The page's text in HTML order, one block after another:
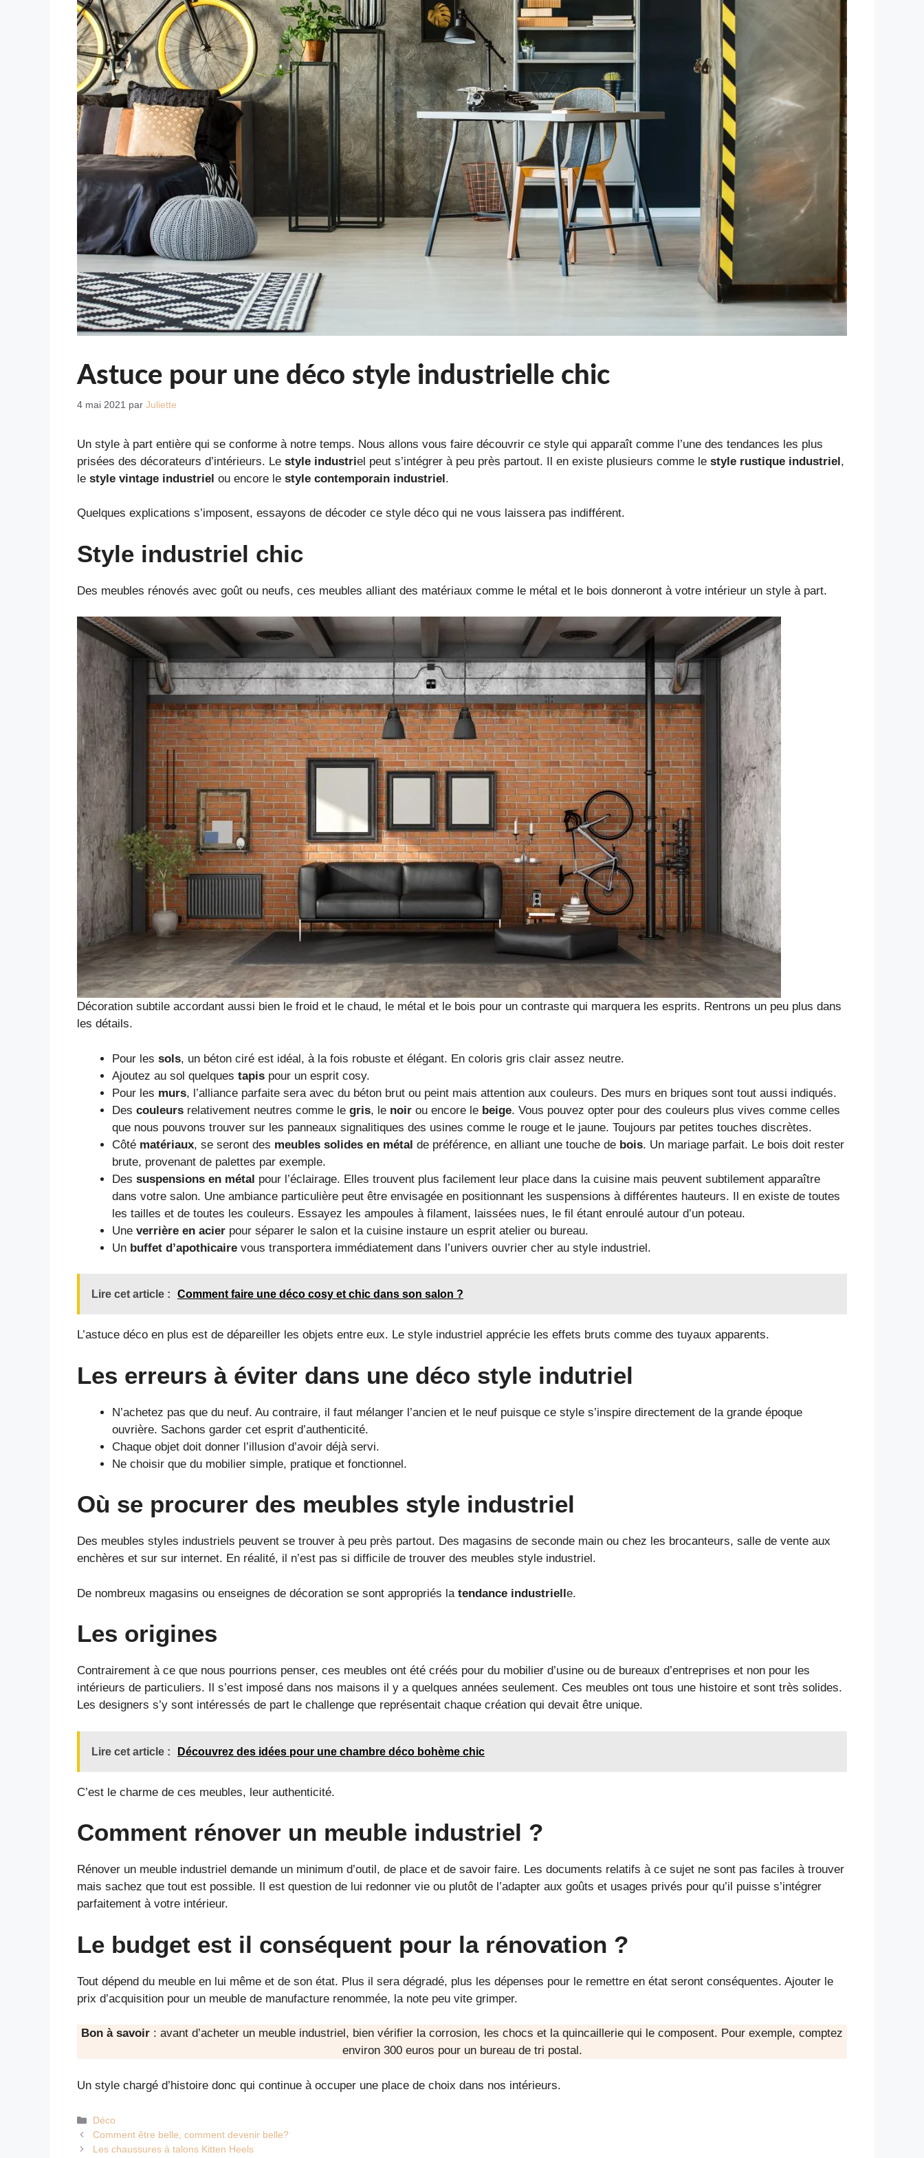
Astuce pour une déco style industrielle chic
4 mai 2021 par Juliette
Un style à part entière qui se conforme à notre temps. Nous allons vous faire découvrir ce style qui apparaît comme l’une des tendances les plus
prisées des décorateurs d’intérieurs. Le style industriel peut s’intégrer à peu près partout. Il en existe plusieurs comme le style rustique industriel,
le style vintage industriel ou encore le style contemporain industriel.
Quelques explications s’imposent, essayons de décoder ce style déco qui ne vous laissera pas indifférent.
Style industriel chic
Des meubles rénovés avec goût ou neufs, ces meubles alliant des matériaux comme le métal et le bois donneront à votre intérieur un style à part.
Décoration subtile accordant aussi bien le froid et le chaud, le métal et le bois pour un contraste qui marquera les esprits. Rentrons un peu plus dans
les détails.
Pour les sols, un béton ciré est idéal, à la fois robuste et élégant. En coloris gris clair assez neutre.
Ajoutez au sol quelques tapis pour un esprit cosy.
Pour les murs, l’alliance parfaite sera avec du béton brut ou peint mais attention aux couleurs. Des murs en briques sont tout aussi indiqués.
Des couleurs relativement neutres comme le gris, le noir ou encore le beige. Vous pouvez opter pour des couleurs plus vives comme celles
que nous pouvons trouver sur les panneaux signalitiques des usines comme le rouge et le jaune. Toujours par petites touches discrètes.
Côté matériaux, se seront des meubles solides en métal de préférence, en alliant une touche de bois. Un mariage parfait. Le bois doit rester
brute, provenant de palettes par exemple.
Des suspensions en métal pour l’éclairage. Elles trouvent plus facilement leur place dans la cuisine mais peuvent subtilement apparaître
dans votre salon. Une ambiance particulière peut être envisagée en positionnant les suspensions à différentes hauteurs. Il en existe de toutes
les tailles et de toutes les couleurs. Essayez les ampoules à filament, laissées nues, le fil étant enroulé autour d’un poteau.
Une verrière en acier pour séparer le salon et la cuisine instaure un esprit atelier ou bureau.
Un buffet d’apothicaire vous transportera immédiatement dans l’univers ouvrier cher au style industriel.
Lire cet article : Comment faire une déco cosy et chic dans son salon ?
L’astuce déco en plus est de dépareiller les objets entre eux. Le style industriel apprécie les effets bruts comme des tuyaux apparents.
Les erreurs à éviter dans une déco style indutriel
N’achetez pas que du neuf. Au contraire, il faut mélanger l’ancien et le neuf puisque ce style s’inspire directement de la grande époque
ouvrière. Sachons garder cet esprit d’authenticité.
Chaque objet doit donner l’illusion d’avoir déjà servi.
Ne choisir que du mobilier simple, pratique et fonctionnel.
Où se procurer des meubles style industriel
Des meubles styles industriels peuvent se trouver à peu près partout. Des magasins de seconde main ou chez les brocanteurs, salle de vente aux
enchères et sur sur internet. En réalité, il n’est pas si difficile de trouver des meubles style industriel.
De nombreux magasins ou enseignes de décoration se sont appropriés la tendance industrielle.
Les origines
Contrairement à ce que nous pourrions penser, ces meubles ont été créés pour du mobilier d’usine ou de bureaux d’entreprises et non pour les
intérieurs de particuliers. Il s’est imposé dans nos maisons il y a quelques années seulement. Ces meubles ont tous une histoire et sont très solides.
Les designers s’y sont intéressés de part le challenge que représentait chaque création qui devait être unique.
Lire cet article : Découvrez des idées pour une chambre déco bohème chic
C’est le charme de ces meubles, leur authenticité.
Comment rénover un meuble industriel ?
Rénover un meuble industriel demande un minimum d’outil, de place et de savoir faire. Les documents relatifs à ce sujet ne sont pas faciles à trouver
mais sachez que tout est possible. Il est question de lui redonner vie ou plutôt de l’adapter aux goûts et usages privés pour qu’il puisse s’intégrer
parfaitement à votre intérieur.
Le budget est il conséquent pour la rénovation ?
Tout dépend du meuble en lui même et de son état. Plus il sera dégradé, plus les dépenses pour le remettre en état seront conséquentes. Ajouter le
prix d’acquisition pour un meuble de manufacture renommée, la note peu vite grimper.
Bon à savoir : avant d’acheter un meuble industriel, bien vérifier la corrosion, les chocs et la quincaillerie qui le composent. Pour exemple, comptez
environ 300 euros pour un bureau de tri postal.
Un style chargé d’histoire donc qui continue à occuper une place de choix dans nos intérieurs.
Catégories
Déco
Comment être belle, comment devenir belle?
Les chaussures à talons Kitten Heels